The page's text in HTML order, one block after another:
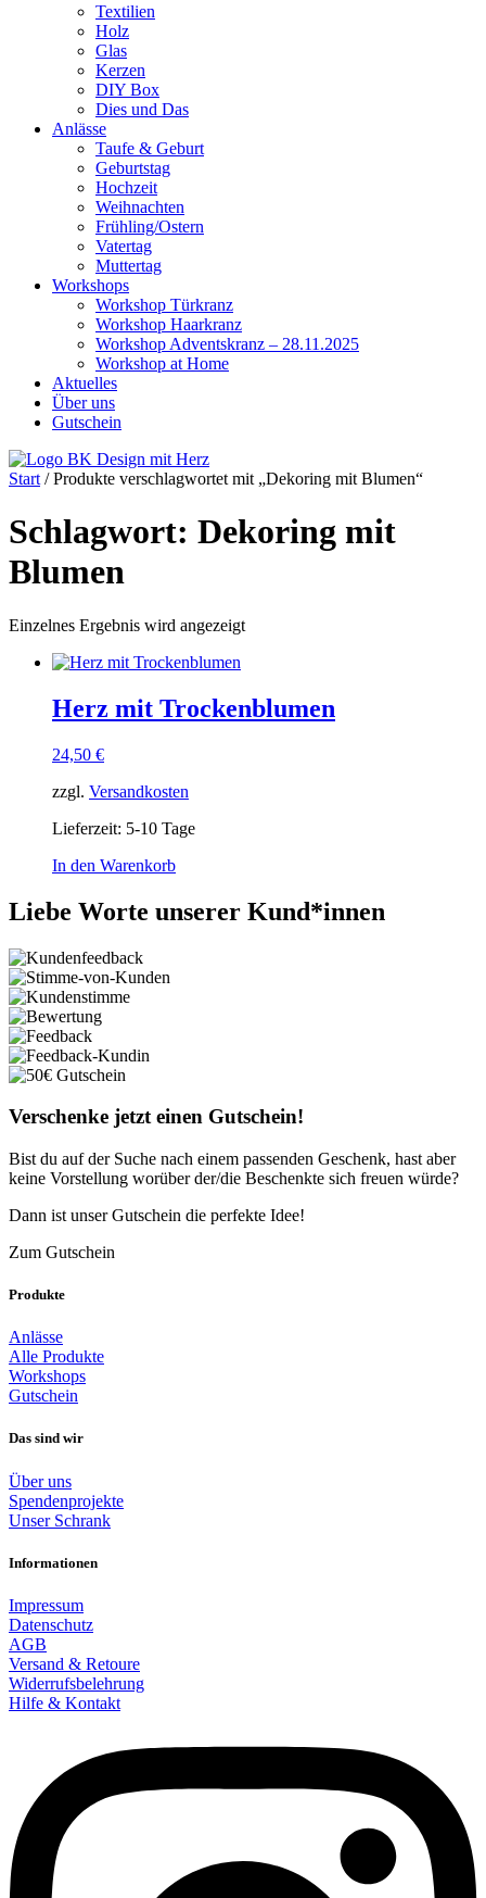
Textilien
Holz
Glas
Kerzen
DIY Box
Dies und Das
Anlässe
Taufe & Geburt
Geburtstag
Hochzeit
Weihnachten
Frühling/Ostern
Vatertag
Muttertag
Workshops
Workshop Türkranz
Workshop Haarkranz
Workshop Adventskranz – 28.11.2025
Workshop at Home
Aktuelles
Über uns
Gutschein
Start / Produkte verschlagwortet mit „Dekoring mit Blumen“
Schlagwort: Dekoring mit
Blumen
Einzelnes Ergebnis wird angezeigt
Herz mit Trockenblumen
24,50 €
zzgl. Versandkosten
Lieferzeit: 5-10 Tage
In den Warenkorb
Liebe Worte unserer Kund*innen
Verschenke jetzt einen Gutschein!
Bist du auf der Suche nach einem passenden Geschenk, hast aber
keine Vorstellung worüber der/die Beschenkte sich freuen würde?
Dann ist unser Gutschein die perfekte Idee!
Zum Gutschein
Produkte
Anlässe
Alle Produkte
Workshops
Gutschein
Das sind wir
Über uns
Spendenprojekte
Unser Schrank
Informationen
Impressum
Datenschutz
AGB
Versand & Retoure
Widerrufsbelehrung
Hilfe & Kontakt